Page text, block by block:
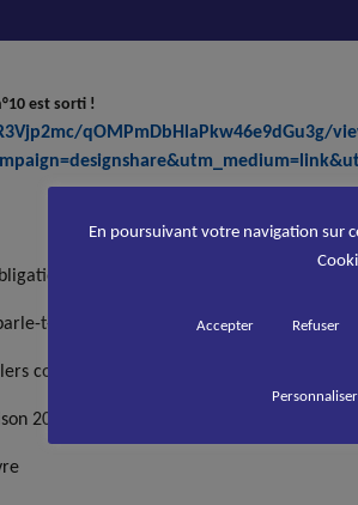
est sorti !
qOMPmDbHlaPkw46e9dGu3g/
liées à votre fonction ?
t-on ?
course pour enfant ?
2024
En poursuivant votre navigation sur
Accepter Refuser